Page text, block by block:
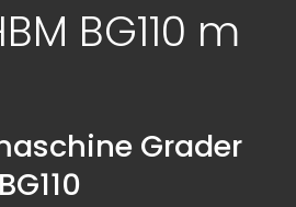
BG110 m
Grader